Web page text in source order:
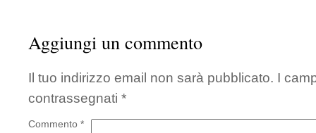
Aggiungi un commento
Il tuo indirizzo email non sarà pubblicato. I
contrassegnati *
Commento *